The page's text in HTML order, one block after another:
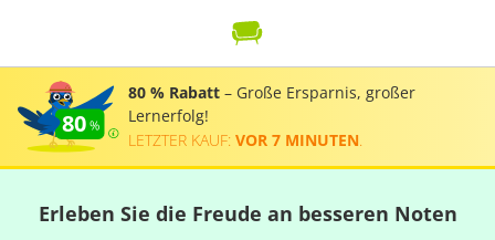
80
80 % Rabatt – Große Ersparnis, großer
Lernerfolg!
LETZTER KAUF: VOR 7 MINUTEN
Erleben Sie die Freude an besseren Noten